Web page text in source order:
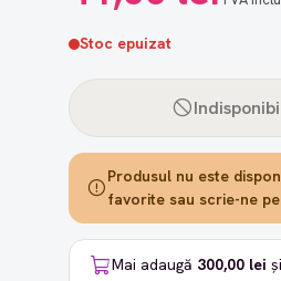
Stoc epuizat
Produsul nu este
favorite sau scrie-ne
Mai adaugă 300,00 lei